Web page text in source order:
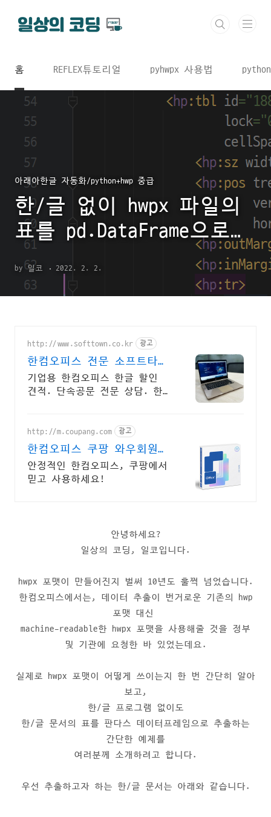
홈 REFLEX튜토리얼 pyhwpx 사용법
아래아한글 자동화/python+hwp 중급
한/글 없이 hwpx 파일의
표를 pd.DataFrame으로
추출하는 방법
by 일코 2022. 2. 2.
http://www.softtown.co.kr 광고
한컴오피스 전문 소프트타운
한글과컴퓨터 공식 파트너
기업용 한컴오피스 한글 할인
견적. 단속공문 전문 상담. 한
http://m.coupang.com 광고
한컴오피스 쿠팡 와우회원
무제한 무료배송
안정적인 한컴오피스, 쿠팡에서
믿고 사용하세요!
안녕하세요?
일상의 코딩, 일코입니다.
hwpx 포맷이 만들어진지 벌써 10년도 훌쩍 넘었습니다.
한컴오피스에서는, 데이터 추출이 번거로운 기존의 hwp
포맷 대신
machine-readable한 hwpx 포맷을 사용해줄 것을 정부
및 기관에 요청한 바 있었는데요.
실제로 hwpx 포맷이 어떻게 쓰이는지 한 번 간단히 알아
보고,
한/글 프로그램 없이도
한/글 문서의 표를 판다스 데이터프레임으로 추출하는
간단한 예제를
여러분께 소개하려고 합니다.
우선 추출하고자 하는 한/글 문서는 아래와 같습니다.